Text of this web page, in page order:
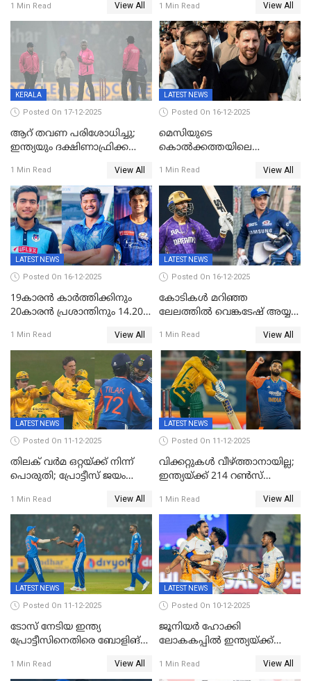
മാറ്റം
1 Min Read View All
ഇന്ത്യ ഫൈനലിൽ
1 Min Read View All
KERALA
Posted On 17-12-2025
ആറ് തവണ പരിശോധിച്ചു;
ഇന്ത്യയും ദക്ഷിണാഫ്രിക്കയും
ഉപേക്ഷിച്ചു
1 Min Read View All
LATEST NEWS
Posted On 16-12-2025
മെസിയുടെ
കൊൽക്കത്തയിലെ
സംഘർഷം: കായിക മന്ത്രി
അരൂപ് ബിശ്വാസ് രാജിവച്ചു
1 Min Read View All
LATEST NEWS
Posted On 16-12-2025
19കാരൻ കാർത്തിക്കിനും
20കാരൻ പ്രശാന്തിനും 14.20
കോടിക്ക് ഡൽഹിയിൽ;
മലയാളി താരം വിഘ്നേഷ്
പുത്തുർ രാജസ്ഥാനിൽ
1 Min Read View All
LATEST NEWS
Posted On 16-12-2025
കോടികൾ മറിഞ്ഞ
ലേലത്തിൽ വെങ്കടേഷ് അയ്യര്‍
ബംഗളൂരുവില്‍; ക്വിന്റണ്‍ ഡി
കോക്ക് മുംബൈ
ഇന്ത്യന്‍സില്‍; 25കോടിക്ക്
കാമറൂൺ ഗ്രീൻ
കൊൽക്കത്തയിൽ
1 Min Read View All
LATEST NEWS
Posted On 11-12-2025
തിലക് വർമ ഒറ്റയ്ക്ക് നിന്ന്
പൊരുതി; പ്രോട്ടീസ് ജയം
1 Min Read View All
LATEST NEWS
Posted On 11-12-2025
വിക്കറ്റുകൾ വീഴ്ത്താനായില്ല;
ഇന്ത്യയ്ക്ക് 214 റൺസ്
ഡികോക്ക് കസറി
1 Min Read View All
LATEST NEWS
Posted On 11-12-2025
ടോസ് നേടിയ ഇന്ത്യ
പ്രോട്ടീസിനെതിരെ ബോളിങ്
1 Min Read View All
LATEST NEWS
Posted On 10-12-2025
ജൂനിയര്‍ ഹോക്കി
ലോകകപ്പിൽ ഇന്ത്യയ്ക്ക്
1 Min Read View All